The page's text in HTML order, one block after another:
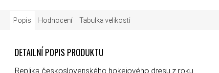
Popis Hodnocení Tabulka velikostí
DETAILNÍ POPIS PRODUKTU
Replika československého hokejového dresu z roku